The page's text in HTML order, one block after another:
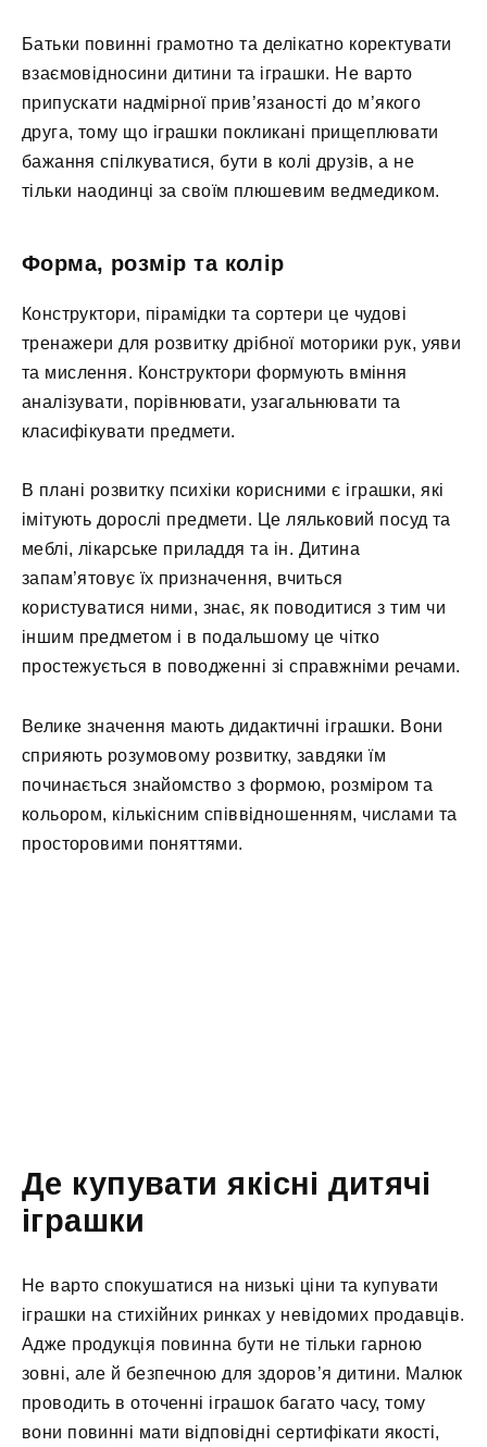
Батьки повинні грамотно та делікатно коректувати
взаємовідносини дитини та іграшки. Не варто
припускати надмірної прив’язаності до м’якого
друга, тому що іграшки покликані прищеплювати
бажання спілкуватися, бути в колі друзів, а не
тільки наодинці за своїм плюшевим ведмедиком.
Форма, розмір та колір
Конструктори, пірамідки та сортери це чудові
тренажери для розвитку дрібної моторики рук, уяви
та мислення. Конструктори формують вміння
аналізувати, порівнювати, узагальнювати та
класифікувати предмети.
В плані розвитку психіки корисними є іграшки, які
імітують дорослі предмети. Це ляльковий посуд та
меблі, лікарське приладдя та ін. Дитина
запам’ятовує їх призначення, вчиться
користуватися ними, знає, як поводитися з тим чи
іншим предметом і в подальшому це чітко
простежується в поводженні зі справжніми речами.
Велике значення мають дидактичні іграшки. Вони
сприяють розумовому розвитку, завдяки їм
починається знайомство з формою, розміром та
кольором, кількісним співвідношенням, числами та
просторовими поняттями.
Де купувати якісні дитячі
іграшки
Не варто спокушатися на низькі ціни та купувати
іграшки на стихійних ринках у невідомих продавців.
Адже продукція повинна бути не тільки гарною
зовні, але й безпечною для здоров’я дитини. Малюк
проводить в оточенні іграшок багато часу, тому
вони повинні мати відповідні сертифікати якості,